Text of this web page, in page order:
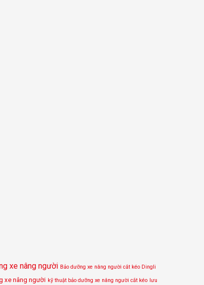
xe nâng người Bảo dưỡng xe nâng người cắt kéo Dingli
xe nâng người kỹ thuật bảo dưỡng xe nâng người cắt kéo lưu